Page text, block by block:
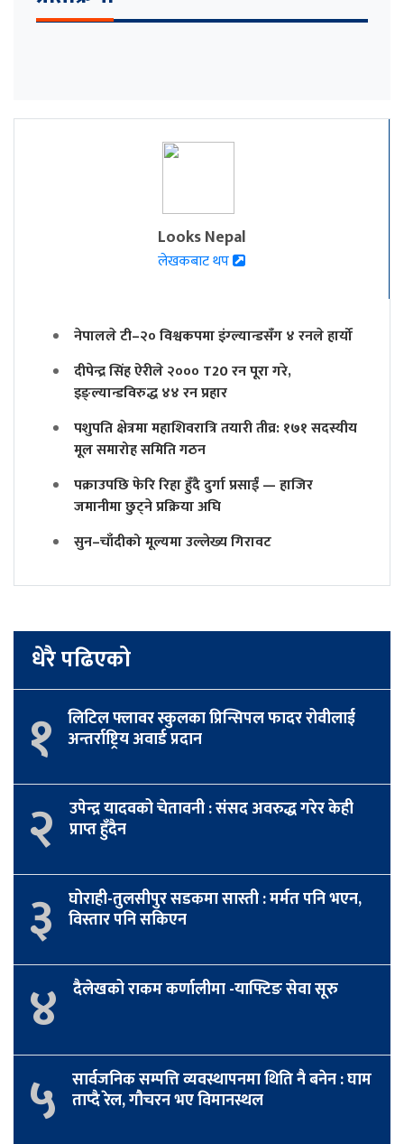
Looks Nepal
लेखकबाट थप
नेपालले टी–२० विश्वकपमा इंग्ल्यान्डसँग ४ रनले हार्यो
दीपेन्द्र सिंह ऐरीले २००० T20 रन पूरा गरे,
इङ्ल्यान्डविरुद्ध ४४ रन प्रहार
पशुपति क्षेत्रमा महाशिवरात्रि तयारी तीव्र: १७१ सदस्यीय
मूल समारोह समिति गठन
पक्राउपछि फेरि रिहा हुँदै दुर्गा प्रसाईं — हाजिर
जमानीमा छुट्ने प्रक्रिया अघि
सुन–चाँदीको मूल्यमा उल्लेख्य गिरावट
धेरै पढिएको
१ लिटिल फ्लावर स्कुलका प्रिन्सिपल फादर रोवीलाई
अन्तर्राष्ट्रिय अवार्ड प्रदान
२ उपेन्द्र यादवको चेतावनी : संसद अवरुद्ध गरेर केही
प्राप्त हुँदैन
३ घोराही-तुलसीपुर सडकमा सास्ती : मर्मत पनि भएन,
विस्तार पनि सकिएन
४ दैलेखको राकम कर्णालीमा -याफ्टिङ सेवा सूरु
५ सार्वजनिक सम्पत्ति व्यवस्थापनमा थिति नै बनेन : घाम
ताप्दै रेल, गौचरन भए विमानस्थल